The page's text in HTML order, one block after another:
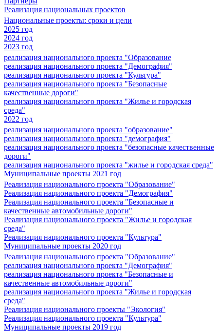
Реализация национальных проектов
Национальные проекты: сроки и цели
2025 год
2024 год
2023 год
реализация национального проекта "Образование
реализация национального проекта "Демография"
реализация национального проекта "Культура"
реализация национального проекта "Безопасные
качественные дороги"
реализация национального проекта "Жилье и городская
среда"
2022 год
реализация национального проекта "образование"
реализация национального проекта "демография"
реализация национального проекта "безопасные качественные
дороги"
реализация национального проекта "жилье и городская среда"
Муниципальные проекты 2021 год
Реализация национального проекта "Образование"
Реализация национального проекта "Демография"
Реализация национального проекта "Безопасные и
качественные автомобильные дороги"
Реализация национального проекта "Жилье и городская
среда"
Реализация национального проекта "Культура"
Муниципальные проекты 2020 год
Реализация национального проекта "Образование"
реализация национального проекта "Демография"
реализация национального проекта "Безопасные и
качественные автомобильные дороги"
реализация национального проекта "Жилье и городская
среда"
Реализация национального проекты "Экология"
Реализация национального проекта "Культура"
Муниципальные проекты 2019 год